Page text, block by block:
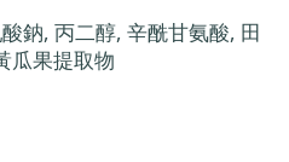
鈉, 丙二醇, 辛酰甘氨酸, 田
瓜果提取物